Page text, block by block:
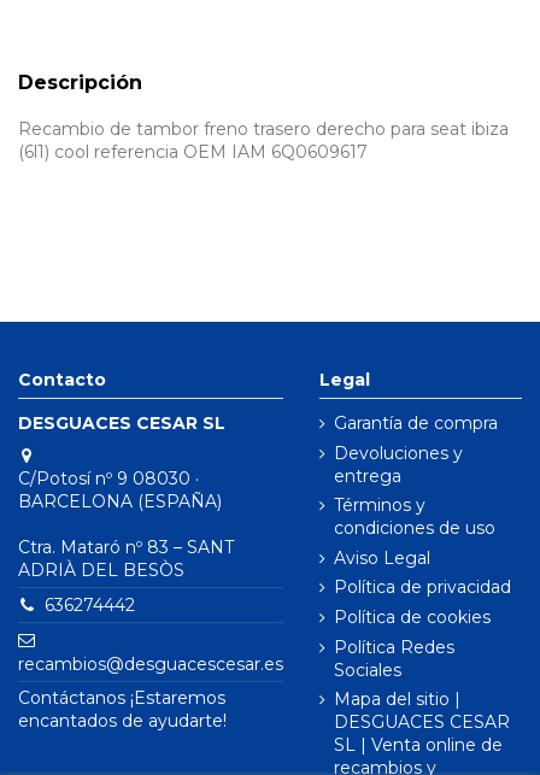
Descripción
Recambio de tambor freno trasero derecho para seat ibiza
(6l1) cool referencia OEM IAM 6Q0609617
Contacto
DESGUACES CESAR SL
C/Potosí nº 9 08030 ·
BARCELONA (ESPAÑA)
Ctra. Mataró nº 83 – SANT
ADRIÀ DEL BESÒS
636274442
recambios@desguacescesar.es
Contáctanos ¡Estaremos
encantados de ayudarte!
Legal
Garantía de compra
Devoluciones y
entrega
Términos y
condiciones de uso
Aviso Legal
Política de privacidad
Política de cookies
Política Redes
Sociales
Mapa del sitio |
DESGUACES CESAR
SL | Venta online de
recambios y